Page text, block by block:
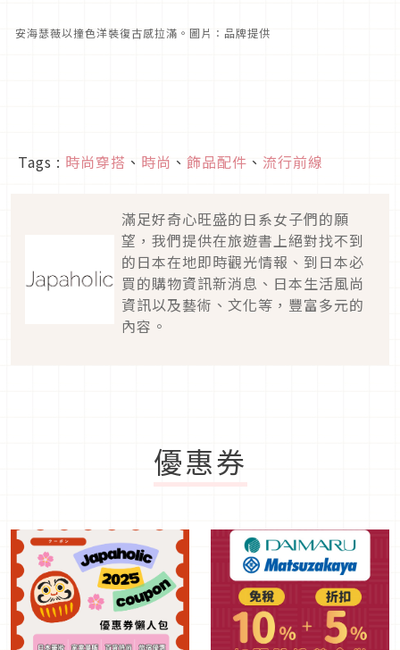
安海瑟薇以撞色洋裝復古感拉滿。圖片：品牌提供
Tags : 時尚穿搭 、 時尚 、 飾品配件 、 流行前線
滿足好奇心旺盛的日系女子們的願
望，我們提供在旅遊書上絕對找不到
的日本在地即時觀光情報、到日本必
買的購物資訊新消息、日本生活風尚
資訊以及藝術、文化等，豐富多元的
內容。
優惠券